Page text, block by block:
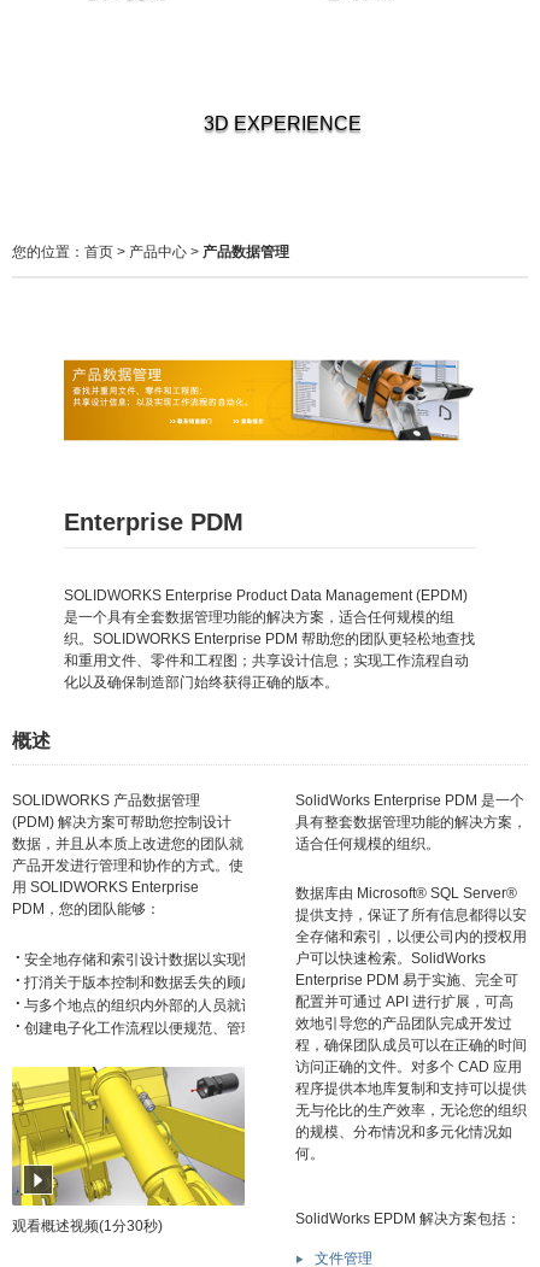
3D EXPERIENCE
您的位置： 首页 > 产品中心 > 产品数据管理
Enterprise PDM
SOLIDWORKS Enterprise Product Data Management (EPDM)
是一个具有全套数据管理功能的解决方案，适合任何规模的组
织。SOLIDWORKS Enterprise PDM 帮助您的团队更轻松地查找
和重用文件、零件和工程图；共享设计信息；实现工作流程自动
化以及确保制造部门始终获得正确的版本。
概述
SOLIDWORKS 产品数据管理
(PDM) 解决方案可帮助您控制设计
数据，并且从本质上改进您的团队就
产品开发进行管理和协作的方式。使
用 SOLIDWORKS Enterprise
PDM，您的团队能够：
·
·
·
· 创建电子化工作流程以便规范、管理和优化开发、文档审批和工程变更流程。
观看概述视频(1分30秒)
SolidWorks Enterprise PDM 是一个
具有整套数据管理功能的解决方案，
适合任何规模的组织。
数据库由 Microsoft® SQL Server®
提供支持，保证了所有信息都得以安
全存储和索引，以便公司内的授权用
户可以快速检索。SolidWorks
Enterprise PDM 易于实施、完全可
配置并可通过 API 进行扩展，可高
效地引导您的产品团队完成开发过
程，确保团队成员可以在正确的时间
访问正确的文件。对多个 CAD 应用
程序提供本地库复制和支持可以提供
无与伦比的生产效率，无论您的组织
的规模、分布情况和多元化情况如
何。
SolidWorks EPDM 解决方案包括：
文件管理